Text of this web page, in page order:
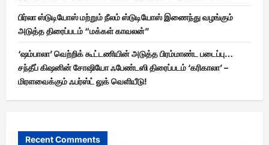
பிர்லா ஸ்டுடியோஸ் மற்றும் நீலம் ஸ்டுடியோஸ் இணைந்து வழங்கும்
அடுத்த திரைப்படம் “மக்கள் காவலன்”
‘ஷம்பாலா’ வெற்றிக் கூட்டணியின் அடுத்த பிரம்மாண்ட படைப்பு…
சந்தீப் கிஷனின் சோஷியோ ஃபேண்டஸி திரைப்படம் ‘கரிகாலா’ –
மிரளவைக்கும் ஃபர்ஸ்ட் லுக் வெளியீடு!
Recent Comments